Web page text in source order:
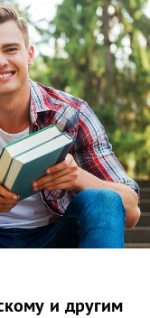
и другим